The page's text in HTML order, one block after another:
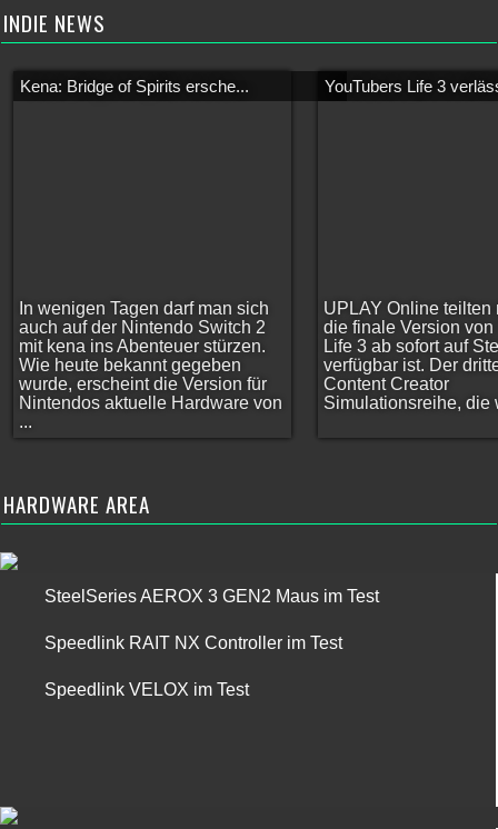
INDIE NEWS
Kena: Bridge of Spirits ersche...
In wenigen Tagen darf man sich
auch auf der Nintendo Switch 2
mit kena ins Abenteuer stürzen.
Wie heute bekannt gegeben
wurde, erscheint die Version für
Nintendos aktuelle Hardware von
...
YouTubers Life 3
UPLAY Online teilten
die finale Version von
Life 3 ab sofort auf
verfügbar ist. Der
Content Creator
Simulationsreihe, die
HARDWARE AREA
SteelSeries AEROX 3 GEN2 Maus im Test
Speedlink RAIT NX Controller im Test
Speedlink VELOX im Test